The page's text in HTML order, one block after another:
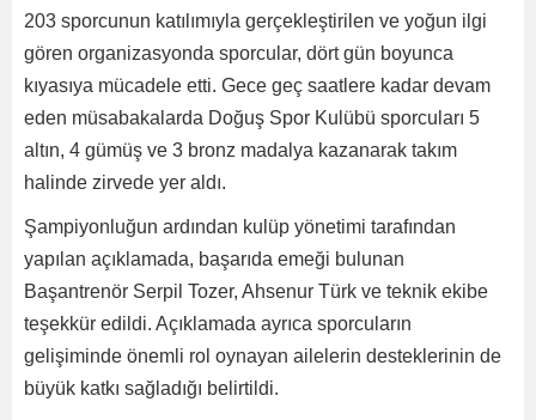
203 sporcunun katılımıyla gerçekleştirilen ve yoğun ilgi
gören organizasyonda sporcular, dört gün boyunca
kıyasıya mücadele etti. Gece geç saatlere kadar devam
eden müsabakalarda Doğuş Spor Kulübü sporcuları 5
altın, 4 gümüş ve 3 bronz madalya kazanarak takım
halinde zirvede yer aldı.
Şampiyonluğun ardından kulüp yönetimi tarafından
yapılan açıklamada, başarıda emeği bulunan
Başantrenör Serpil Tozer, Ahsenur Türk ve teknik ekibe
teşekkür edildi. Açıklamada ayrıca sporcuların
gelişiminde önemli rol oynayan ailelerin desteklerinin de
büyük katkı sağladığı belirtildi.